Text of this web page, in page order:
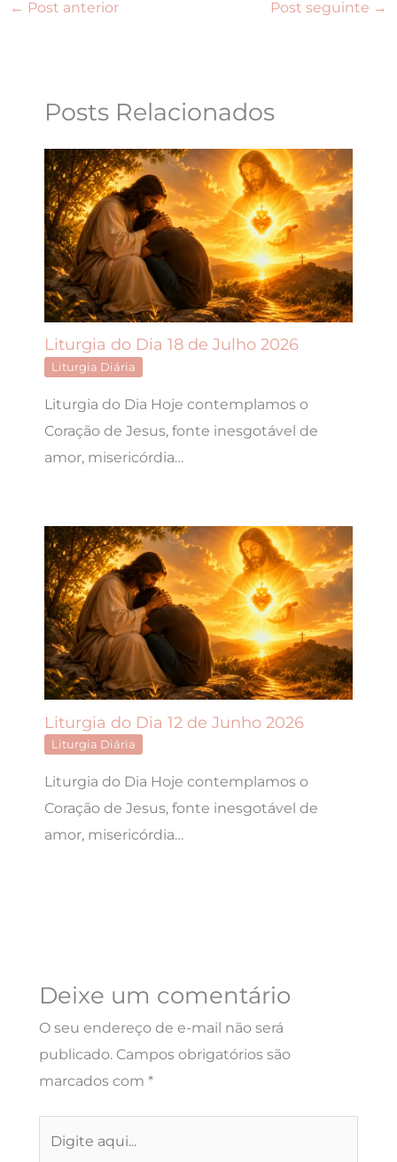
← Post anterior Post seguinte →
Posts Relacionados
Liturgia do Dia 18 de Julho 2026
Liturgia Diária
Liturgia do Dia Hoje contemplamos o
Coração de Jesus, fonte inesgotável de
amor, misericórdia…
Liturgia do Dia 12 de Junho 2026
Liturgia Diária
Liturgia do Dia Hoje contemplamos o
Coração de Jesus, fonte inesgotável de
amor, misericórdia…
Deixe um comentário
O seu endereço de e-mail não será
publicado. Campos obrigatórios são
marcados com *
aqui...